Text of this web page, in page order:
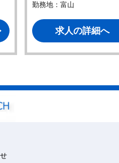
勤務地：富山
求人の詳細へ